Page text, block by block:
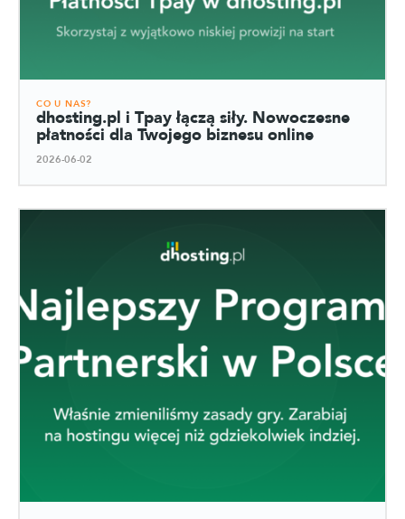
CO U NAS?
dhosting.pl i Tpay łączą siły. Nowoczesne
płatności dla Twojego biznesu online
2026-06-02